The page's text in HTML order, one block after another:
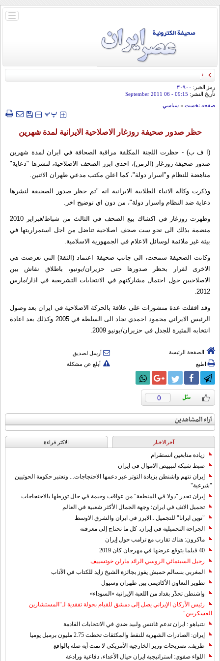
باز
قائد الحرس الثوري: إيران ستدمر أمريكا وإسرائيل والسعودية إذا تجاوزت خطوط طهران
الحمراء
رمز الخبر: ۳۰۹۰۰
تأريخ النشر: 09:15
- 06 September 2011
صفحه نخست » سياسي
‍‍‍ پپ
حظر صدور صحيفة روزغار الاصلاحية الايرانية لمدة شهرين
(ا ف ب) - حظرت اللجنة المكلفة مراقبة الصحافة في ايران لمدة شهرين
صدور صحيفة روزغار (الزمن)، احدى ابرز الصحف الاصلاحية، لنشرها "دعاية"
مناهضة للنظام و"اسرار دولة"، كما اعلن مكتب مدعي طهران الاثنين.
وذكرت وكالة الانباء الطلابية الايرانية انه "تم حظر صدور الصحيفة لنشرها
دعاية ضد النظام واسرار دولة"، من دون اي توضيح اخر.
وظهرت روزغار في اكشاك بيع الصحف في الثالث من شباط/فبراير 2010
منضمة بذلك الى نحو ست صحف اصلاحية تناضل من اجل استمراريتها في
بيئة غير ملائمة لوسائل الاعلام في الجمهورية الاسلامية.
وكانت الصحيفة سمحت، الى جانب صحيفة اعتماد (الثقة) التي تعرضت هي
الاخرى لقرار بحظر صدورها حتى حزيران/يونيو، باطلاق نقاش بين
الاصلاحيين حول احتمال مشاركتهم في الانتخابات التشريعية في اذار/مارس
2012.
وقد اقفلت عدة منشورات على علاقة بالحركة الاصلاحية في ايران بعد وصول
الرئيس الايراني محمود احمدي نجاد الى السلطة في 2005 وكذلك بعد اعادة
انتخابه المثيرة للجدل في حزيران/يونيو 2009.
الصفحة الرئيسة
أرسل لصديق
اطبع
أبلغ عن مشكلة
0
آراء المشاهدين
آخرالاخبار الاکثر قراءة
زيادة متابعين انستقرام
ضبط شبكة لتبييض الاموال في ايران
إيران تتهم واشنطن بزيادة التوتر عبر دعمها الاحتجاجات... وتعتبر حكومة الحوثيين
"شرعية"
إيران تحذر "دولا في المنطقة" من عواقب وخيمة في حال تورطها بالاحتجاجات
تجميل الانف في ايران؛ وجهة الجمال الأكثر شعبية في العالم
"نوين ايرانا" للتجميل ..الابرز في ايران والشرق الاوسط
الجراحة التجميلية في إيران: كل ما تحتاج إلى معرفته
ماكرون: هناك تقارب مع ترامب حول إيران
40 فيلما يتوقع عرضها في مهرجان كان 2019
رحيل السينمائي الروسي الرائد مارلن خوتسييف
المغربي بنسالم حميش يفوز بجائزة الشيخ زايد للكتاب في الآداب
تطوير التعاون الأكاديمي بين طهران وسيول
واشنطن تحذّر بغداد من اللعبة الإيرانية «السوداء»
رئيس الأركان الإيراني يصل إلى دمشق للقيام بجولة تفقدية لـ"المستشارين
العسكريين"
نتنياهو : ايران تدعم غانتس ولبيد ضدي في الانتخابات القادمة
إيران: الصادرات الشهریة للنفط والمكثفات تخطت 2.75 مليون برميل يوميا
ظريف: تصريحات وزير الخارجية الأمريكي لا تمت أية صلة بالواقع
اللواء صفوي: استراتيجية ايران حيال الأعداء، دفاعية ورادعة